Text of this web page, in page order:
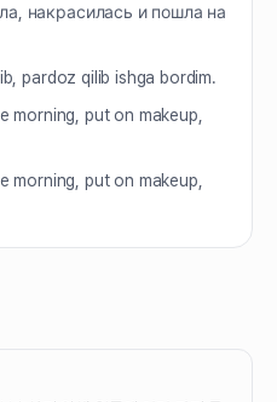
накрасилась и пошла на
pardoz qilib ishga bordim.
morning, put on makeup,
morning, put on makeup,